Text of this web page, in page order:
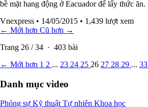
bề mặt hang động ở Eacuador để lấy thức ăn.
Vnexpress • 14/05/2015 • 1,439 lượt xem
← Mới hơn Cũ hơn →
Trang 26 /34 · 403 bài
← Mới hơn 1 2 ... 23 24 25 26 27 28 29 ... 33
Danh mục video
Phóng sự Kỹ thuật Tự nhiên Khoa học